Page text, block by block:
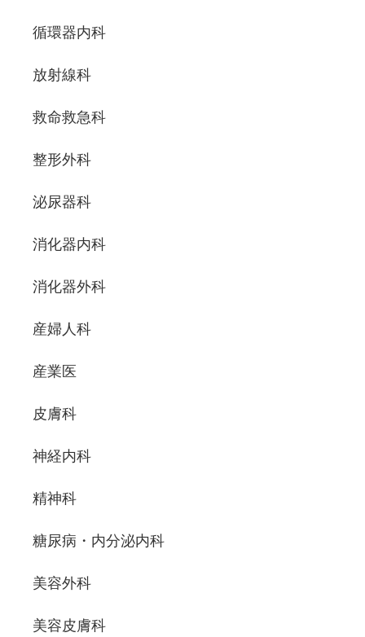
循環器内科
放射線科
救命救急科
整形外科
泌尿器科
消化器内科
消化器外科
産婦人科
産業医
皮膚科
神経内科
精神科
糖尿病・内分泌内科
美容外科
美容皮膚科